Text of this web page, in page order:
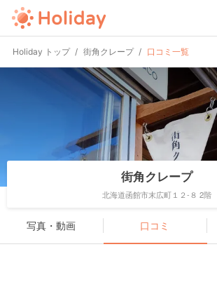
Holiday トップ 街角クレープ 口コミ一覧
街角クレープ
北海道函館市末広町１２-８ 2階
写真・動画 口コミ